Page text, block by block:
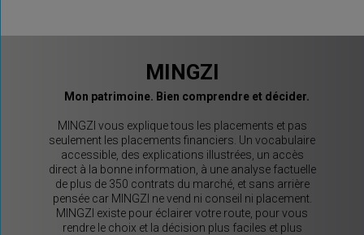
MINGZI
Mon patrimoine. Bien comprendre et décider.
MINGZI vous explique tous les placements et pas
seulement les placements financiers. Un vocabulaire
accessible, des explications illustrées, un accès
direct à la bonne information, à une analyse factuelle
de plus de 350 contrats du marché, et sans arrière
pensée car MINGZI ne vend ni conseil ni placement.
MINGZI existe pour éclairer votre route, pour vous
rendre le choix et la décision plus faciles et plus